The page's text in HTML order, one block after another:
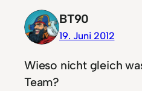
BT90
19. Juni 2012
Wieso nicht gleich
Team?